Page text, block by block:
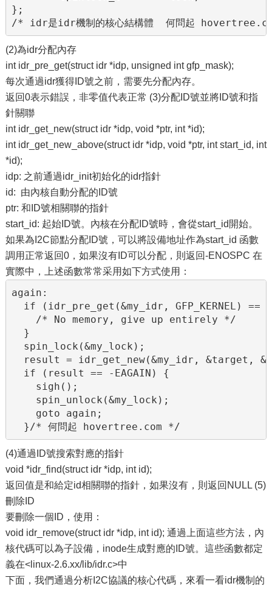
};
/* idr是idr機制的核心結構體  何問起
(2)為idr分配內存
int idr_pre_get(struct idr *idp, unsigned int gfp_mask);
每次通過idr獲得ID號之前，需要先分配內存。
返回0表示錯誤，非零值代表正常 (3)分配ID號並將ID號和指
針關聯
int idr_get_new(struct idr *idp, void *ptr, int *id);
int idr_get_new_above(struct idr *idp, void *ptr, int start_id, int
*id);
idp: 之前通過idr_init初始化的idr指針
id: 由內核自動分配的ID號
ptr: 和ID號相關聯的指針
start_id: 起始ID號。內核在分配ID號時，會從start_id開始。
如果為I2C節點分配ID號，可以將設備地址作為start_id 函數
調用正常返回0，如果沒有ID可以分配，則返回-ENOSPC 在
實際中，上述函數常常采用如下方式使用：
again:
if (idr_pre_get(&my_idr, GFP_KERNEL) ==
    /* No memory, give up entirely */
  }
  spin_lock(&my_lock);
result = idr_get_new(&my_idr, &target,
  if (result == -EAGAIN) {
    sigh();
    spin_unlock(&my_lock);
    goto again;
  }/* 何問起 hovertree.com */
(4)通過ID號搜索對應的指針
void *idr_find(struct idr *idp, int id);
返回值是和給定id相關聯的指針，如果沒有，則返回NULL (5)
刪除ID
要刪除一個ID，使用：
void idr_remove(struct idr *idp, int id); 通過上面這些方法，內
核代碼可以為子設備，inode生成對應的ID號。這些函數都定
義在<linux-2.6.xx/lib/idr.c>中
下面，我們通過分析I2C協議的核心代碼，來看一看idr機制的